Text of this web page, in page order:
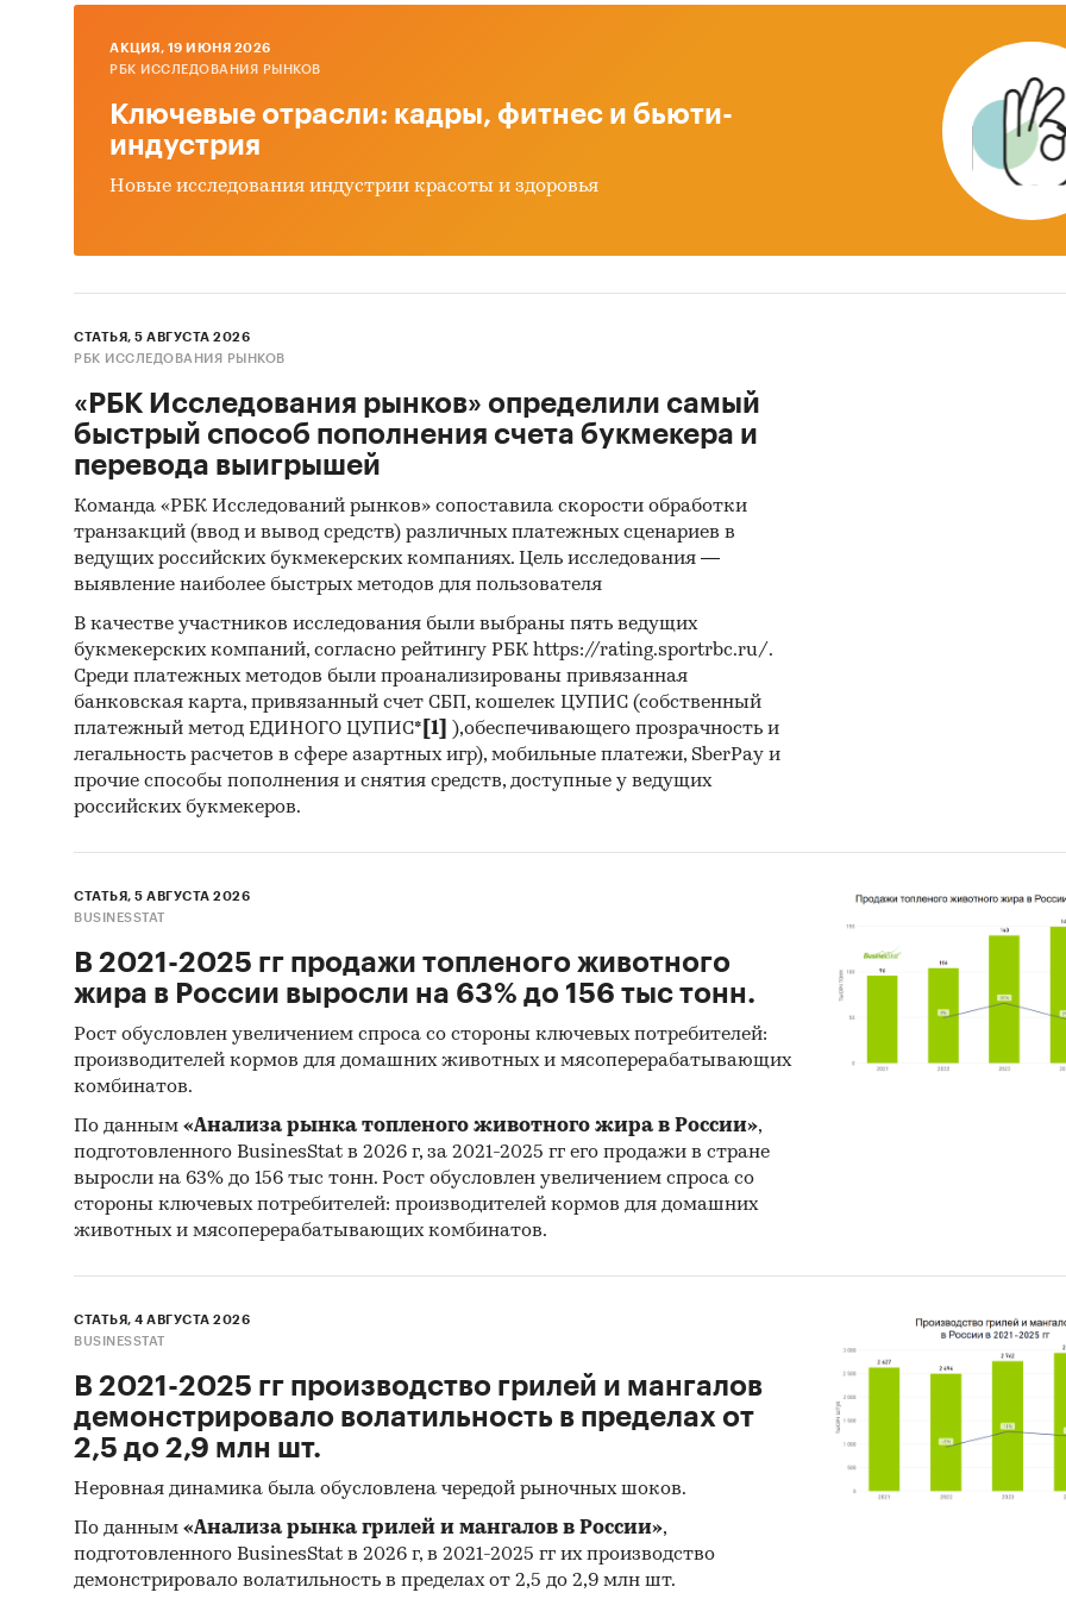
6. В России 2023 год стал периодом изменений в
читателей, формируя новый цифровой ландшафт:
• ***% посещений медиа приходится на мобильные
• время чтения с десктопов: ***, с мобильных: ***;
• пик «десктопного» чтения - с ***, вечернее чтение с
• интенсивность чтения федеральных СМИ в регионах
увеличилась на *** п.п.;
• убывает интерес к политическим новостям после
пика в сентябре 2022 года;
• всплески медиапотребления весной и осенью:
«Звезды и путешествия», «Деловые», «Спорт»;
• доля милитари-контента выросла с ***% до ***%,
высокий интерес пользователей;
• май, июнь, июль - месяцы с ранним началом
уменьшением интереса к новостям;
Косвенными конкурентами проекта выступают новостные
агрегаторы: Новости@mail.ru, СМИ2, Рамблер/новости,
Новости, 24СМИ.
СМИ и лидерами мнений, Email-маркетинг, вирусный
SEO и контент-маркетинг, рекламные кампании, участие в
событиях, мессенджеры.
Финансовые показатели проекта:
Показатели для компании Ед. изм. Значение
тыс. руб.16 084
NPV
раз 2,90
IRR % ***
Срок окупаемости
AКЦИЯ, 19 ИЮНЯ 2026
РБК ИССЛЕДОВАНИЯ РЫНКОВ
Ключевые отрасли: кадры, фитнес и бьюти-
индустрия
Новые исследования индустрии красоты и здоровья
СТАТЬЯ, 5 АВГУСТА 2026
РБК ИССЛЕДОВАНИЯ РЫНКОВ
«РБК Исследования рынков» определили самый
быстрый способ пополнения счета букмекера и
перевода выигрышей
Команда «РБК Исследований рынков» сопоставила скорости обработки
транзакций (ввод и вывод средств) различных платежных сценариев в
ведущих российских букмекерских компаниях. Цель исследования —
выявление наиболее быстрых методов для пользователя
В качестве участников исследования были выбраны пять ведущих
букмекерских компаний, согласно рейтингу РБК https://rating.sportrbc.ru/.
Среди платежных методов были проанализированы привязанная
банковская карта, привязанный счет СБП, кошелек ЦУПИС (собственный
платежный метод ЕДИНОГО ЦУПИС* [1]
),обеспечивающего прозрачность и
легальность расчетов в сфере азартных игр), мобильные платежи, SberPay и
прочие способы пополнения и снятия средств, доступные у ведущих
российских букмекеров.
СТАТЬЯ, 5 АВГУСТА 2026
BUSINESSTAT
В 2021-2025 гг продажи топленого животного
жира в России выросли на 63% до 156 тыс тонн.
Рост обусловлен увеличением спроса со стороны ключевых потребителей:
производителей кормов для домашних животных и мясоперерабатывающих
комбинатов.
По данным «Анализа рынка топленого животного жира в России»,
подготовленного BusinesStat в 2026 г, за 2021-2025 гг его продажи в стране
выросли на 63% до 156 тыс тонн. Рост обусловлен увеличением спроса со
стороны ключевых потребителей: производителей кормов для домашних
животных и мясоперерабатывающих комбинатов.
СТАТЬЯ, 4 АВГУСТА 2026
BUSINESSTAT
В 2021-2025 гг производство грилей и мангалов
демонстрировало волатильность в пределах от
2,5 до 2,9 млн шт.
Неровная динамика была обусловлена чередой рыночных шоков.
По данным «Анализа рынка грилей и мангалов в России»,
подготовленного BusinesStat в 2026 г, в 2021-2025 гг их производство
демонстрировало волатильность в пределах от 2,5 до 2,9 млн шт.